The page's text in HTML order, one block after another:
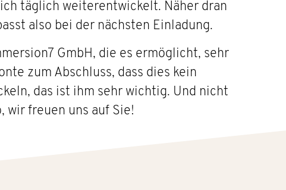
täglich weiterentwickelt. Näher dran
also bei der nächsten Einladung.
GmbH, die es ermöglicht, sehr
zum Abschluss, dass dies kein
das ist ihm sehr wichtig. Und nicht
wir freuen uns auf Sie!